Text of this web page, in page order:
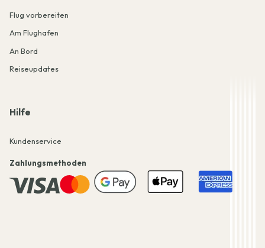
Flug vorbereiten
Am Flughafen
An Bord
Reiseupdates
Hilfe
Kundenservice
Zahlungsmethoden